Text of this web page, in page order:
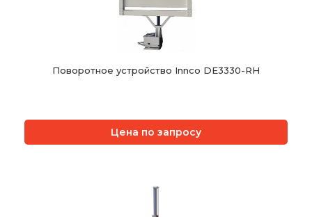
Поворотное устройство Innco DE3330-RH
Цена по запросу